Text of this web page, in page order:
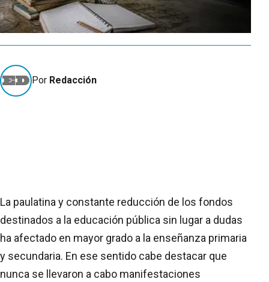
Por Redacción
La paulatina y constante reducción de los fondos
destinados a la educación pública sin lugar a dudas
ha afectado en mayor grado a la enseñanza primaria
y secundaria. En ese sentido cabe destacar que
nunca se llevaron a cabo manifestaciones